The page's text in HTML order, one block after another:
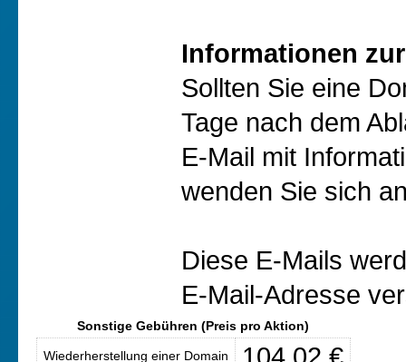
Informationen
Sollten Sie eine
Tage nach dem
E-Mail mit
wenden Sie sich
Diese E-Mails
E-Mail-Adresse
Sonstige Gebühren (Preis pro Aktion)
Wiederherstellung einer Domain